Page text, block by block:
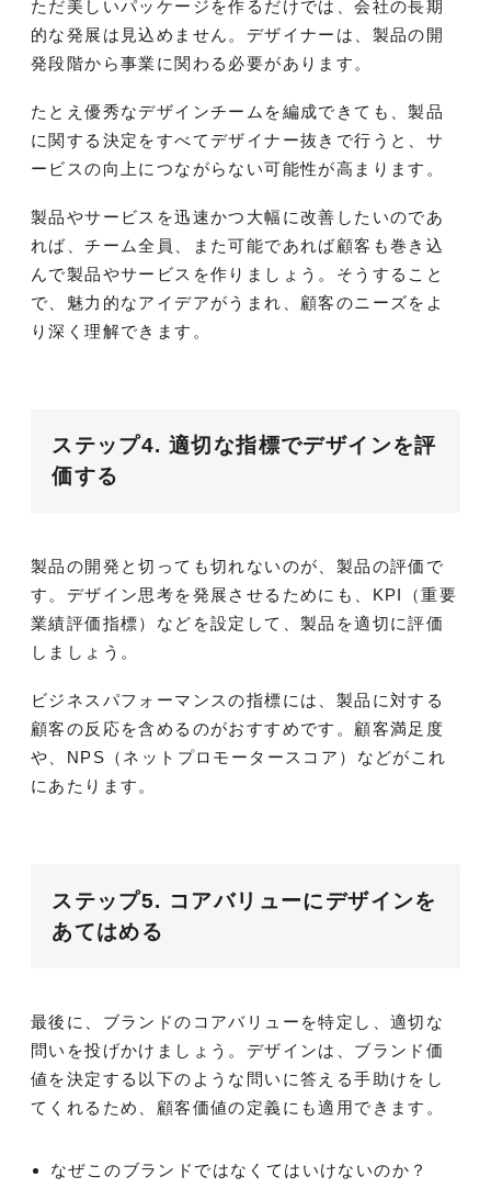
ただ美しいパッケージを作るだけでは、会社の長期
的な発展は見込めません。デザイナーは、製品の開
発段階から事業に関わる必要があります。
たとえ優秀なデザインチームを編成できても、製品
に関する決定をすべてデザイナー抜きで行うと、サ
ービスの向上につながらない可能性が高まります。
製品やサービスを迅速かつ大幅に改善したいのであ
れば、チーム全員、また可能であれば顧客も巻き込
んで製品やサービスを作りましょう。そうすること
で、魅力的なアイデアがうまれ、顧客のニーズをよ
り深く理解できます。
ステップ4. 適切な指標でデザインを評
価する
製品の開発と切っても切れないのが、製品の評価で
す。デザイン思考を発展させるためにも、KPI（重要
業績評価指標）などを設定して、製品を適切に評価
しましょう。
ビジネスパフォーマンスの指標には、製品に対する
顧客の反応を含めるのがおすすめです。顧客満足度
や、NPS（ネットプロモータースコア）などがこれ
にあたります。
ステップ5. コアバリューにデザインを
あてはめる
最後に、ブランドのコアバリューを特定し、適切な
問いを投げかけましょう。デザインは、ブランド価
値を決定する以下のような問いに答える手助けをし
てくれるため、顧客価値の定義にも適用できます。
なぜこのブランドではなくてはいけないのか？